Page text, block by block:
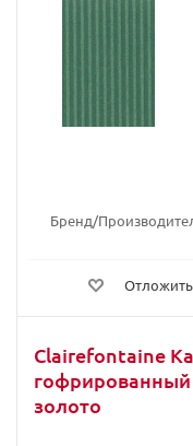
Бренд/
Отложить
Clairefontaine
гофрированный
золото